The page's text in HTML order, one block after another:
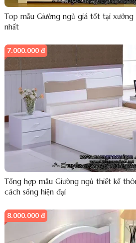
Top mẫu Giường ngủ giá tốt tại
nhất
7.000.000 đ
Tổng hợp mẫu Giường ngủ thiết kế
cách sống hiện đại
8.000.000 đ